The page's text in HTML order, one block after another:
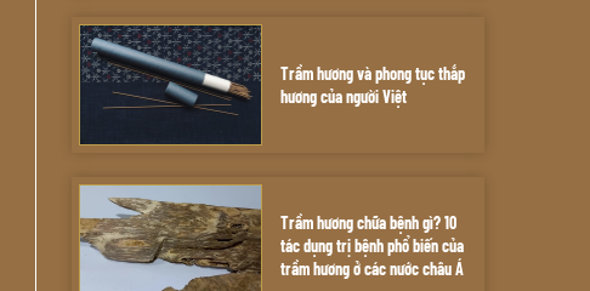
Trầm hương và phong tục thắp
hương của người Việt
Trầm hương chữa bệnh gì? 10
tác dụng trị bệnh phổ biến của
trầm hương ở các nước châu Á